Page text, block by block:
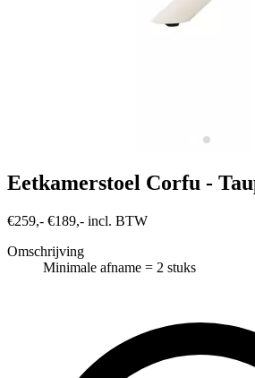
Eetkamerstoel Corfu -
€259,- €189,- incl. BTW
Omschrijving
Minimale afname = 2 stuks